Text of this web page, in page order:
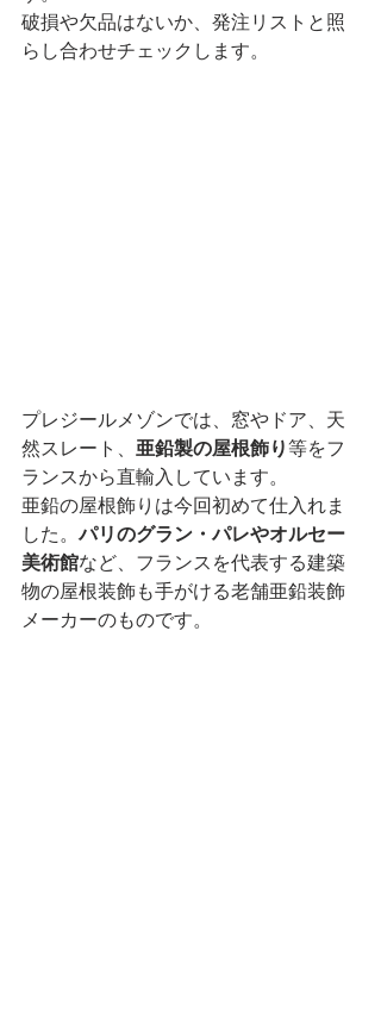
破損や欠品はないか、発注リストと照
らし合わせチェックします。
プレジールメゾンでは、窓やドア、天
然スレート、 亜鉛製の屋根飾り等をフ
ランスから直輸入しています。
亜鉛の屋根飾りは今回初めて仕入れま
した。パリのグラン・パレやオルセー
美術館など、フランスを代表する建築
物の屋根装飾も手がける老舗亜鉛装飾
メーカーのものです。